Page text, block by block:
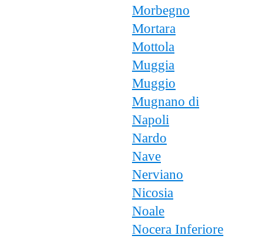
Morbegno
Mortara
Mottola
Muggia
Muggio
Mugnano di
Napoli
Nardo
Nave
Nerviano
Nicosia
Noale
Nocera Inferiore